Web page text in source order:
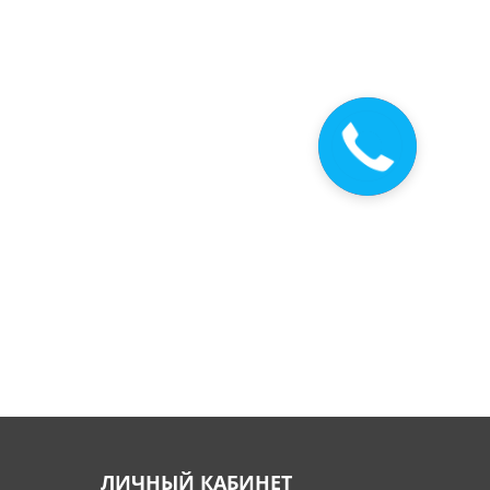
ЛИЧНЫЙ КАБИНЕТ
Закажите
звонок